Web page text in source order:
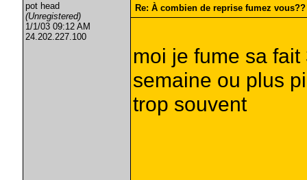
pot head
(Unregistered)
1/1/03 09:12 AM
24.202.227.100
Re: À combien de reprise fumez vous??
moi je fume sa
semaine ou plus
trop souvent